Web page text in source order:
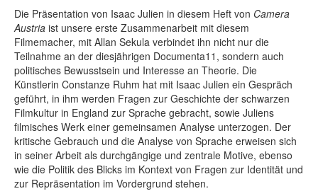
Die Präsentation von Isaac Julien in diesem Heft von Camera
Austria ist unsere erste Zusammenarbeit mit diesem
Filmemacher, mit Allan Sekula verbindet ihn nicht nur die
Teilnahme an der diesjährigen Documenta11, sondern auch
politisches Bewusstsein und Interesse an Theorie. Die
Künstlerin Constanze Ruhm hat mit Isaac Julien ein Gespräch
geführt, in ihm werden Fragen zur Geschichte der schwarzen
Filmkultur in England zur Sprache gebracht, sowie Juliens
filmisches Werk einer gemeinsamen Analyse unterzogen. Der
kritische Gebrauch und die Analyse von Sprache erweisen sich
in seiner Arbeit als durchgängige und zentrale Motive, ebenso
wie die Politik des Blicks im Kontext von Fragen zur Identität und
zur Repräsentation im Vordergrund stehen.